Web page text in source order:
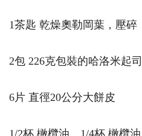
1茶匙 乾燥奧勒岡葉，壓碎
2包 226克包裝的哈洛米起
6片 直徑20公分大餅皮